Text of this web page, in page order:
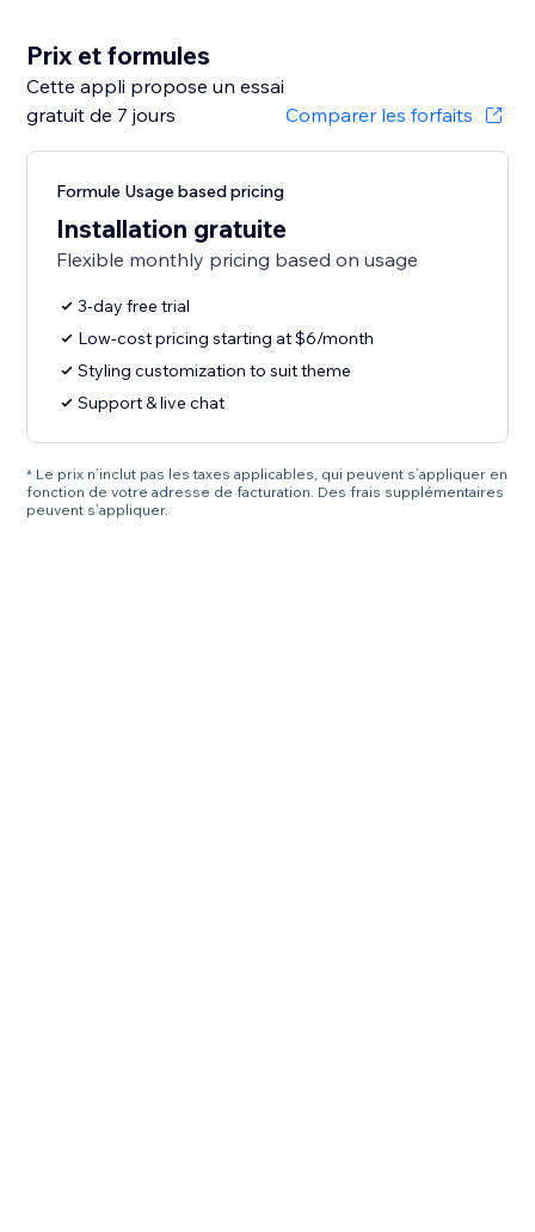
Prix et formules
Cette appli propose un essai
gratuit de 7 jours
Comparer les forfaits
Formule Usage based pricing
Installation gratuite
Flexible monthly pricing based on usage
3-day free trial
Low-cost pricing starting at $6/month
Styling customization to suit theme
Support & live chat
* Le prix n’inclut pas les taxes applicables, qui peuvent s’appliquer en
fonction de votre adresse de facturation. Des frais supplémentaires
peuvent s’appliquer.